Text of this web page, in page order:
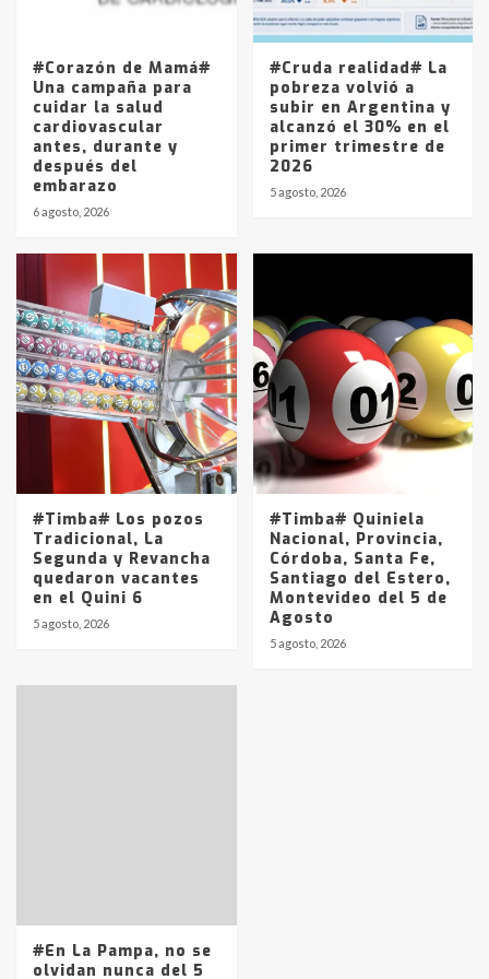
La Pampa, desde YPF hasta Axion
entre 857 a 1338 pesos
#Corazón de Mamá#
Una campaña para
cuidar la salud
cardiovascular
antes, durante y
después del
embarazo
6 agosto, 2026
#Cruda realidad# La
pobreza volvió a
subir en Argentina y
alcanzó el 30% en el
primer trimestre de
2026
5 agosto, 2026
#Timba# Los pozos
Tradicional, La
Segunda y Revancha
quedaron vacantes
en el Quini 6
5 agosto, 2026
#Timba# Quiniela
Nacional, Provincia,
Córdoba, Santa Fe,
Santiago del Estero,
Montevideo del 5 de
Agosto
5 agosto, 2026
#En La Pampa, no se
olvidan nunca del 5